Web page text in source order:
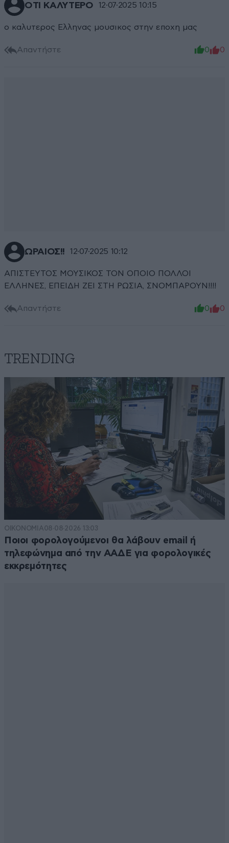
ΟΤΙ ΚΑΛΥΤΕΡΟ 12·07·2025 10:15
ο καλυτερος Ελληνας μουσικος στην εποχη μας
Απαντήστε 0 0
ΩΡΑΙΟΣ!! 12·07·2025 10:12
ΑΠΙΣΤΕΥΤΟΣ ΜΟΥΣΙΚΟΣ ΤΟΝ ΟΠΟΙΟ ΠΟΛΛΟΙ
ΕΛΛΗΝΕΣ, ΕΠΕΙΔΗ ΖΕΙ ΣΤΗ ΡΩΣΙΑ, ΣΝΟΜΠΑΡΟΥΝ!!!!
Απαντήστε 0 0
TRENDING
ΟΙΚΟΝΟΜΙΑ08·08·2026 13:03
Ποιοι φορολογούμενοι θα λάβουν email ή
τηλεφώνημα από την ΑΑΔΕ για φορολογικές
εκκρεμότητες